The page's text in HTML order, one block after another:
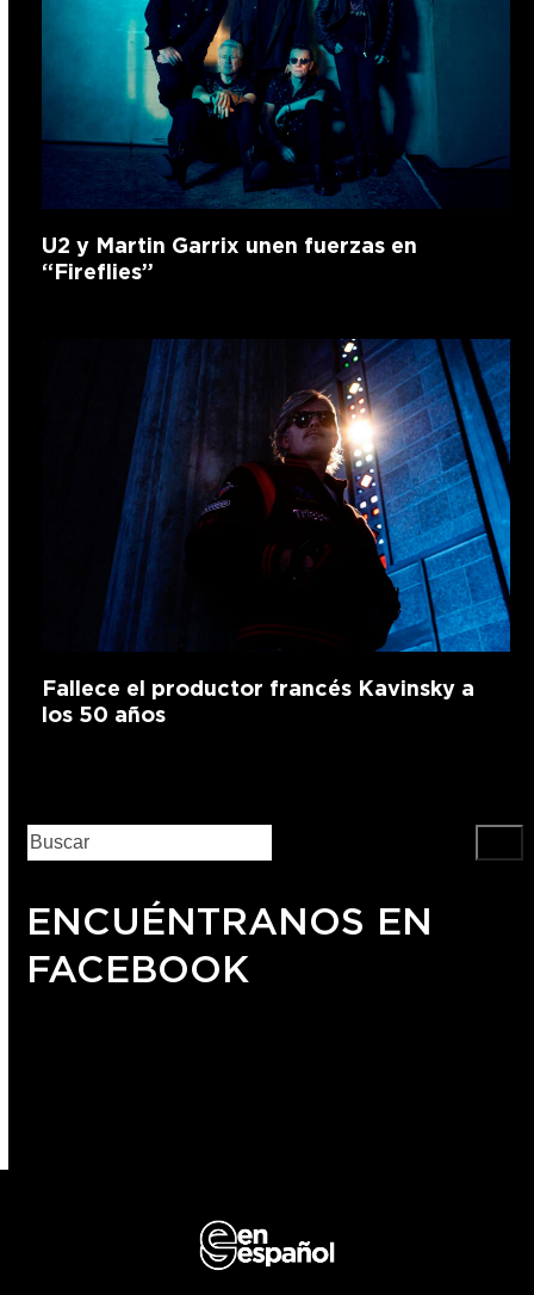
U2 y Martin Garrix unen fuerzas en
“Fireflies”
Fallece el productor francés Kavinsky a
los 50 años
ENCUÉNTRANOS EN
FACEBOOK